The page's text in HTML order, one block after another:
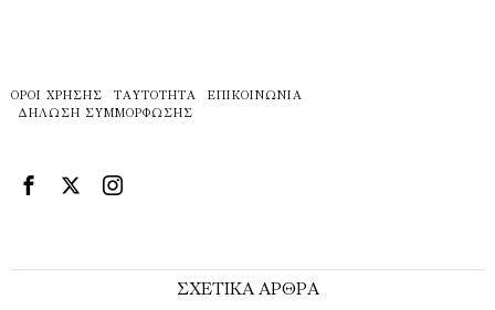
ΌΡΟΙ ΧΡΉΣΗΣ ΤΑΥΤΌΤΗΤΑ
ΕΠΙΚΟΙΝΩΝΊΑ
ΔΉΛΩΣΗ ΣΥΜΜΌΡΦΩΣΗΣ
ΣΧΕΤΙΚΑ ΑΡΘΡΑ